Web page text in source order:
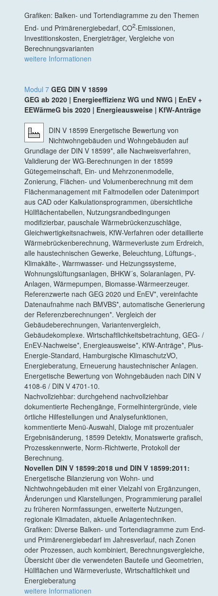
Grafiken: Balken- und Tortendiagramme zu den Themen
End- und Primärenergiebedarf, CO2-Emissionen,
Investitionskosten, Energieträger, Vergleiche von
Berechnungsvarianten
weitere Informationen
Modul 7 GEG DIN V 18599
GEG ab 2020 | Energieeffizienz WG und NWG | EnEV +
EEWärmeG bis 2020 | Energieausweise | KfW-Anträge
DIN V 18599 Energetische Bewertung von
Nichtwohngebäuden und Wohngebäuden auf
Grundlage der DIN V 18599*, alle Nachweisverfahren,
Validierung der WG-Berechnungen in der 18599
Gütegemeinschaft, Ein- und Mehrzonenmodelle,
Zonierung, Flächen- und Volumenberechnung mit dem
Flächenmanagement mit Faltmodellen oder Datenimport
aus CAD oder Kalkulationsprogrammen, übersichtliche
Hüllflächentabellen, Nutzungsrandbedingungen
modifizierbar, pauschale Wärmebrückenzuschläge,
Gleichwertigkeitsnachweis, KfW-Verfahren oder detaillierte
Wärmebrückenberechnung, Wärmeverluste zum Erdreich,
alle haustechnischen Gewerke, Beleuchtung, Lüftungs-,
Klimakälte-, Warmwasser- und Heizungssysteme,
Wohnungslüftungsanlagen, BHKW´s, Solaranlagen, PV-
Anlagen, Wärmepumpen, Biomasse-Wärmeerzeuger.
Referenzwerte nach GEG 2020 und EnEV*, vereinfachte
Datenaufnahme nach BMVBS*, automatische Generierung
der Referenzberechnungen*. Vergleich der
Gebäudeberechnungen, Variantenvergleich,
Gebäudekomplexe. Wirtschaftlichkeitsbetrachtung, GEG- /
EnEV-Nachweise*, Energieausweise*, KfW-Anträge*, Plus-
Energie-Standard, Hamburgische KlimaschutzVO,
Energieberatung, Erneuerung haustechnischer Anlagen.
Energetische Bewertung von Wohngebäuden nach DIN V
4108-6 / DIN V 4701-10.
Nachvollziehbar: durchgehend nachvollziehbar
dokumentierte Rechengänge, Formelhintergründe, viele
örtliche Hilfestellungen und Analysefunktionen,
kommentierte Menü-Auswahl, Dialoge mit prozentualer
Ergebnisänderung, 18599 Detektiv, Monatswerte grafisch,
Prozesskennwerte, Norm-Richtwerte, Protokoll der
Berechnung.
Novellen DIN V 18599:2018 und DIN V 18599:2011:
Energetische Bilanzierung von Wohn- und
Nichtwohngebäuden mit einer Vielzahl von Ergänzungen,
Änderungen und Klarstellungen, Programmierung parallel
zu früheren Normfassungen, erweiterte Nutzungen,
regionale Klimadaten, aktuelle Anlagentechniken.
Grafiken: Diverse Balken- und Tortendiagramme zum End-
und Primärenergiebedarf im Jahresverlauf, nach Zonen
oder Prozessen, auch kombiniert, Berechnungsvergleiche,
Übersicht über die verwendeten Bauteile und Geometrien,
Hüllflächen und Wärmeverluste, Wirtschaftlichkeit und
Energieberatung
weitere Informationen